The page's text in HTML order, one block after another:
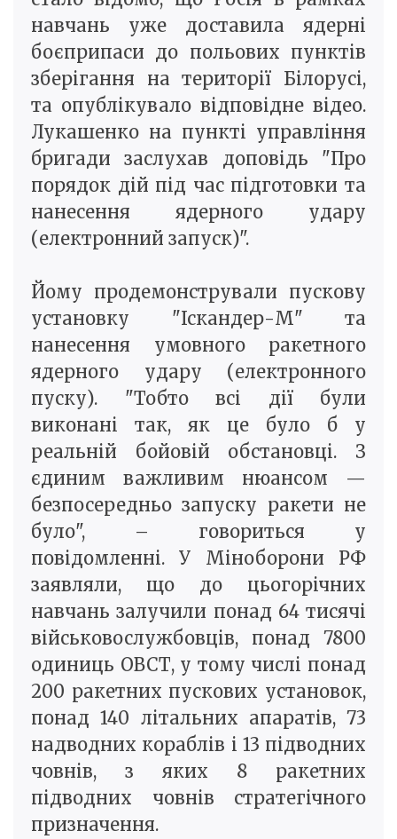
навчань уже доставила ядерні
боєприпаси до польових пунктів
зберігання на території Білорусі,
та опублікувало відповідне відео.
Лукашенко на пункті управління
бригади заслухав доповідь "Про
порядок дій під час підготовки та
нанесення ядерного удару
(електронний запуск)".
Йому продемонстрували пускову
установку "Іскандер-М" та
нанесення умовного ракетного
ядерного удару (електронного
пуску). "Тобто всі дії були
виконані так, як це було б у
реальній бойовій обстановці. З
єдиним важливим нюансом —
безпосередньо запуску ракети не
було", – говориться у
повідомленні. У Міноборони РФ
заявляли, що до цьогорічних
навчань залучили понад 64 тисячі
військовослужбовців, понад 7800
одиниць ОВСТ, у тому числі понад
200 ракетних пускових установок,
понад 140 літальних апаратів, 73
надводних кораблів і 13 підводних
човнів, з яких 8 ракетних
підводних човнів стратегічного
призначення.